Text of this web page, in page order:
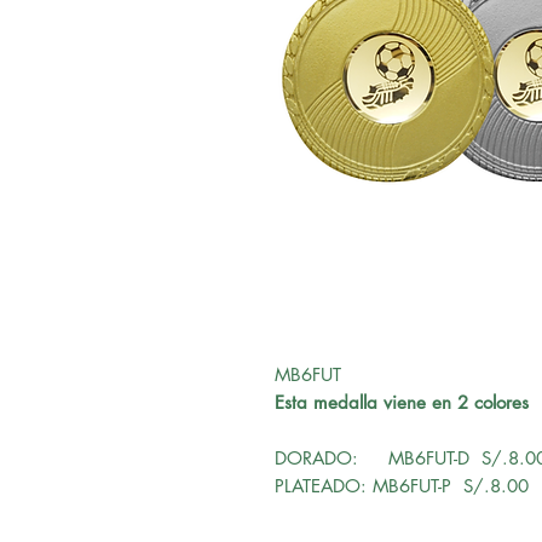
MB6FUT
Esta medalla viene en 2 colores
DORADO: MB6FUT-D S/
PLATEADO: MB6FUT-P S/.8.00